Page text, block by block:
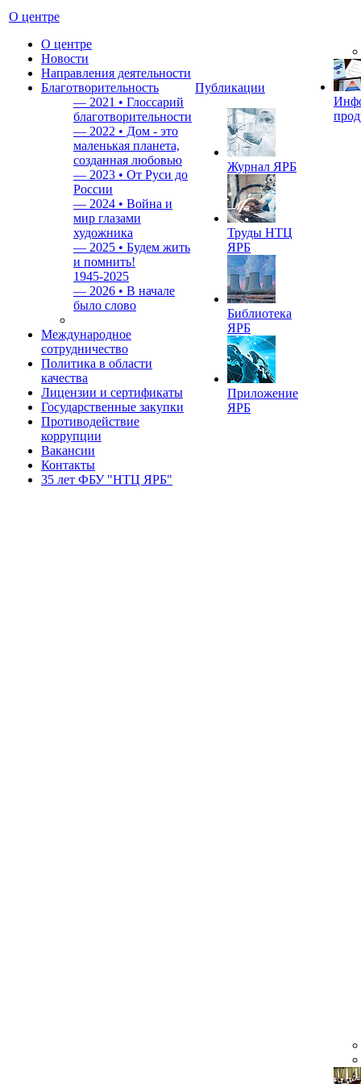
О центре
О центре
Новости
Направления деятельности
Благотворительность
— 2021 • Глоссарий
благотворительности
— 2022 • Дом - это
маленькая планета,
созданная любовью
— 2023 • От Руси до
России
— 2024 • Война и
мир глазами
художника
— 2025 • Будем жить
и помнить!
1945-2025
— 2026 • В начале
было слово
Международное
сотрудничество
Политика в области
качества
Лицензии и сертификаты
Государственные закупки
Противодействие
коррупции
Вакансии
Контакты
35 лет ФБУ "НТЦ ЯРБ"
Публикации
Журнал ЯРБ
Труды НТЦ
ЯРБ
Библиотека
ЯРБ
Приложение
ЯРБ